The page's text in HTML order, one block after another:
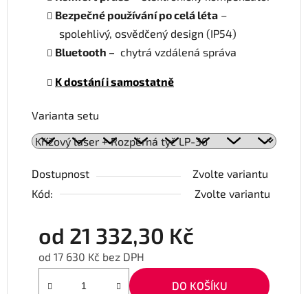
Bezpečné používání po celá léta –
spolehlivý, osvědčený design (IP54)
Bluetooth – chytrá vzdálená správa
K dostání i samostatně
Varianta setu
Dostupnost
Zvolte variantu
Kód:
Zvolte variantu
od 21 332,30 Kč
od 17 630 Kč bez DPH
DO KOŠÍKU